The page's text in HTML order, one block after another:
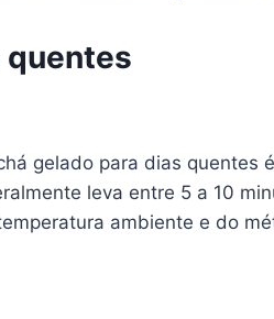
quentes
gelado para dias quentes
leva entre 5 a 10
ambiente e do